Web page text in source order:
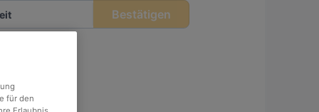
Bestätigen
für den